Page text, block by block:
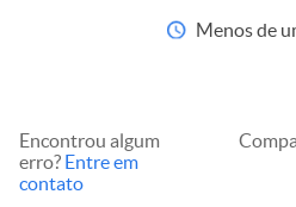
Menos de
Encontrou algum
erro? Entre em
contato